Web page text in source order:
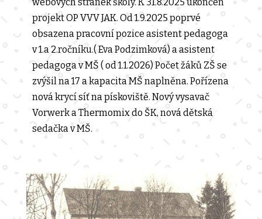
projekt OP VVV JAK. Od 1.9.2025 poprvé
obsazena pracovní pozice asistent pedagoga
v 1.a 2.ročníku.( Eva Podzimková) a asistent
pedagoga v MŠ ( od 1.1.2026) Počet žáků ZŠ se
zvýšil na 17 a kapacita MŠ naplněna. Pořízena
nová krycí síť na pískoviště. Nový vysavač
Vorwerk a Thermomix do ŠK, nová dětská
sedačka v MŠ.